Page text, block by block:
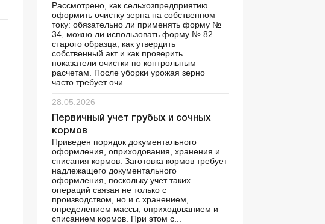
Рассмотрено, как сельхозпредприятию
оформить очистку зерна на собственном
току: обязательно ли применять форму №
34, можно ли использовать форму № 82
старого образца, как утвердить
собственный акт и как проверить
показатели очистки по контрольным
расчетам. После уборки урожая зерно
часто требует очи...
28.05.2026
Первичный учет грубых и сочных
кормов
Приведен порядок документального
оформления, оприходования, хранения и
списания кормов. Заготовка кормов требует
надлежащего документального
оформления, поскольку учет таких
операций связан не только с
производством, но и с хранением,
определением массы, оприходованием и
списанием кормов. При этом с...